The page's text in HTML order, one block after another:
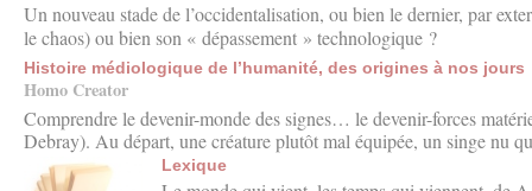
Un nouveau stade de l’occidentalisation, ou bien le dernier, par
le chaos) ou bien son « dépassement » technologique ?
Histoire médiologique de l’humanité, des origines à nos jours
Homo Creator
Comprendre le devenir-monde des signes… le devenir-forces
Debray). Au départ, une créature plutôt mal équipée, un singe nu
Lexique